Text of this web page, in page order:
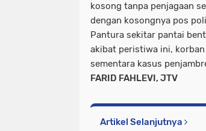
kosong tanpa penjagaan
dengan kosongnya pos
Pantura sekitar pantai
akibat peristiwa ini,
sementara kasus
FARID FAHLEVI, JTV
Artikel Selanjutnya